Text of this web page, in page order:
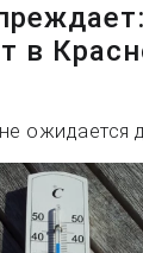
в
ожидается